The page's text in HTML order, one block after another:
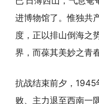
进博物馆了。惟独共
度，正以排山倒海之
界，而葆其美妙之青
抗战结束前夕，1945
败、主力退至西南一